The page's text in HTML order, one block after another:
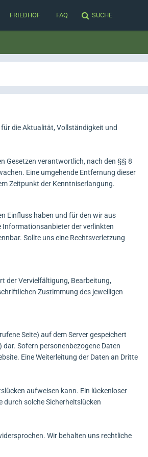
FRIEDHOF FAQ SUCHE
die Aktualität, Vollständigkeit und
Gesetzen verantwortlich, nach den §§ 8
Eine umgehende Entfernung dieser
Zeitpunkt der Kenntniserlangung.
Einfluss haben und für den wir aus
Informationsanbieter der verlinkten
Sollte uns eine Rechtsverletzung
der Vervielfältigung, Bearbeitung,
Zustimmung des jeweiligen
Seite) auf dem Server gespeichert
Sofern personenbezogene Daten
Eine Weiterleitung der Daten an Dritte
aufweisen kann. Ein lückenloser
solche Sicherheitslücken
Wir behalten uns rechtliche